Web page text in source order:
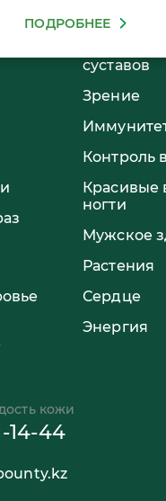
Здоровый
суставов
Зрение
Контроль
Красивые
ногти
Мужское
Растения
Сердце
Энергия
кожи
14-44
ПОДРОБНЕЕ